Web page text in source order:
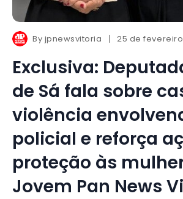
By jpnewsvitoria 25 de
Exclusiva:
de Sá fala sobre
violência
policial e reforça
proteção às
Jovem Pan News